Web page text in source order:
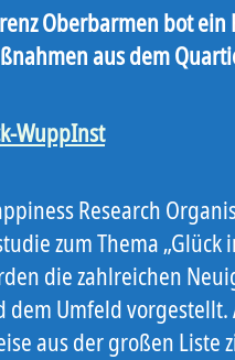
Oberbarmen bot
aus dem
Research
zum Thema „Glück
die zahlreichen
Umfeld vorgestellt.
aus der großen Liste